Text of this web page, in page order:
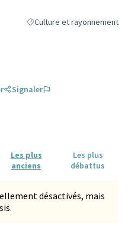
Filtrer les résultats de la
Culture et rayonnement
Signaler
Les plus
anciens
Les plus
débattus
désactivés, mais